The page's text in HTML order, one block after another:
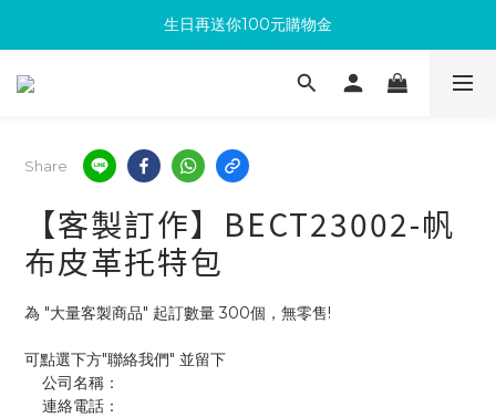
滿300回饋10%購物金
生日再送你100元購物金
加入成為新會員 馬上領取50元購物金
Share
【客製訂作】BECT23002-帆
布皮革托特包
為 "大量客製商品" 起訂數量 300個，無零售!
可點選下方"聯絡我們" 並留下
    公司名稱：
    連絡電話：